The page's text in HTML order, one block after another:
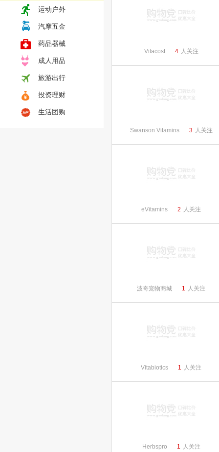
运动户外
汽摩五金
药品器械
成人用品
旅游出行
投资理财
生活团购
Vitacost 4 人关注
Swanson Vitamins 3 人关注
eVitamins 2 人关注
波奇宠物商城 1 人关注
Vitabiotics 1 人关注
Herbspro 1 人关注